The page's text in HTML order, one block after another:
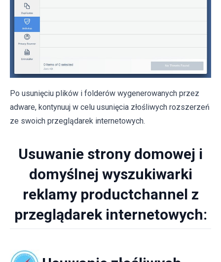
Po usunięciu plików i folderów wygenerowanych przez
adware, kontynuuj w celu usunięcia złośliwych rozszerzeń
ze swoich przeglądarek internetowych.
Usuwanie strony domowej i
domyślnej wyszukiwarki
reklamy productchannel z
przeglądarek internetowych: